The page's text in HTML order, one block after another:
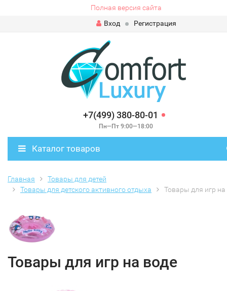
Полная версия сайта
Вход
Регистрация
+7(499) 380-80-01
Пн—Пт 9:00—18:00
Каталог товаров
Главная
Товары для детей
Товары для детского активного отдыха
Товары для игр на
Товары для игр на воде